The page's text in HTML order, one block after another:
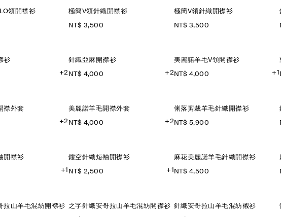
領開襟衫 極簡V領針織開襟衫
NT$ 3,500
極簡V領針織開襟衫
NT$ 3,500
衫
+2
針織亞麻開襟衫
NT$ 4,000 +2
美麗諾羊毛V領開襟衫
NT$ 4,000 +1
襟外套
+2
美麗諾羊毛開襟外套
NT$ 4,000 +2
俐落剪裁羊毛針織開襟衫
NT$ 5,900
開襟衫
+1
鏤空針織短袖開襟衫
NT$ 2,500 +1
麻花美麗諾羊毛針織開襟衫
NT$ 4,500
拉山羊毛混紡開襟衫 之字針織安哥拉山羊毛混紡開襟衫 針織安哥拉山羊毛混紡襯衫